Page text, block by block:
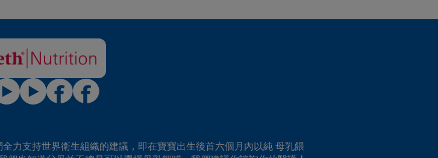
力支持世界衛生組織的建議，即在寶寶出生後首六個月內以純 母乳餵